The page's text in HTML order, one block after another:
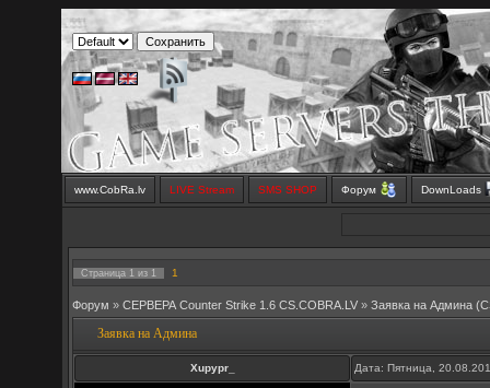
www.CobRa.lv LIVE Stream SMS SHOP Форум DownLoads
Страница 1 из 1 1
Форум » СЕРВЕРА Counter Strike 1.6 CS.COBRA.LV » Заявка на Aдмина
Заявка на Админа
Xupypr_ Дата: Пятница,